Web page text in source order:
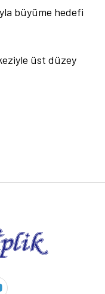
büyüme hedefi
üst düzey